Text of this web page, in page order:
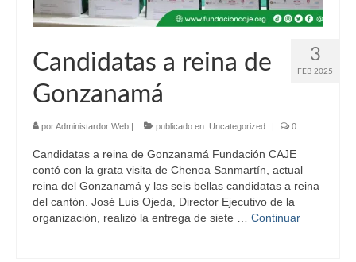
3
FEB 2025
Candidatas a reina de
Gonzanamá
porAdministardor Web | publicado en: Uncategorized | 0
Candidatas a reina de Gonzanamá Fundación CAJE
contó con la grata visita de Chenoa Sanmartín, actual
reina del Gonzanamá y las seis bellas candidatas a reina
del cantón. José Luis Ojeda, Director Ejecutivo de la
organización, realizó la entrega de siete … Continuar